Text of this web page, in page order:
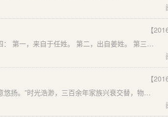
【
据《钱文忠解读百家姓》可知谢氏一个了不起的姓 谢姓的来源有四： 第一，来自于任姓。 第二，出自姜姓。 第三，外族改姓。如匈奴中一支高车部、土族里的谢迦氏，后来改姓谢。 第四，少数民族中本有谢姓，也非常多。
【
“潜心画栋亦雕梁，恍如隔世散古香。时光穿越几百年，多年古祠意悠扬。”时光浩渺，三百余年家族兴衰交替，物已变、人亦非，但一个家族的凝聚力却从未在历史长河中消散，反而历久弥新，散发出新的光辉——胡氏宗祠，这个目前鞍山市内罕有的家族宗祠在重新修复后与时俱进，指引着宗族子弟不断向上向前。